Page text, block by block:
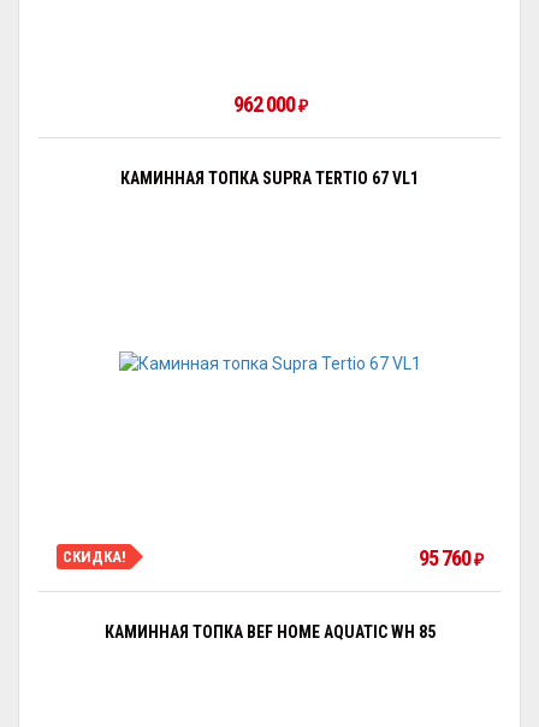
962 000 ₽
КАМИННАЯ ТОПКА SUPRA TERTIO 67 VL1
СКИДКА! 95 760 ₽
КАМИННАЯ ТОПКА BEF HOME AQUATIC WH 85